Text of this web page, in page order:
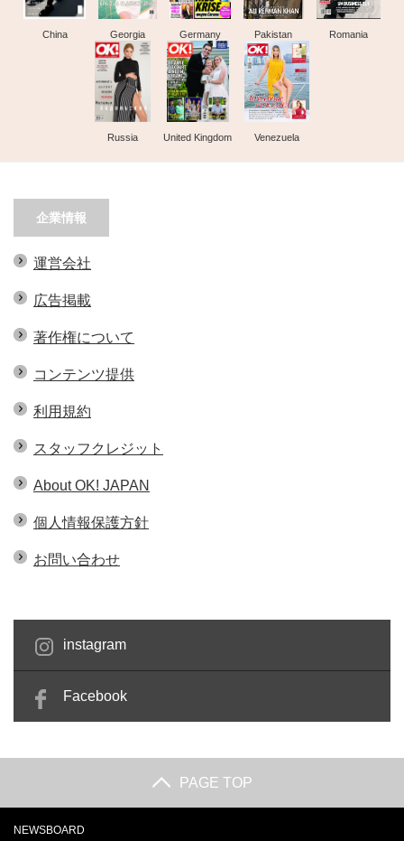
China Georgia Germany Pakistan Romania
Russia United Kingdom Venezuela
企業情報
運営会社
広告掲載
著作権について
コンテンツ提供
利用規約
スタッフクレジット
About OK! JAPAN
個人情報保護方針
お問い合わせ
instagram
Facebook
PAGE TOP
NEWSBOARD